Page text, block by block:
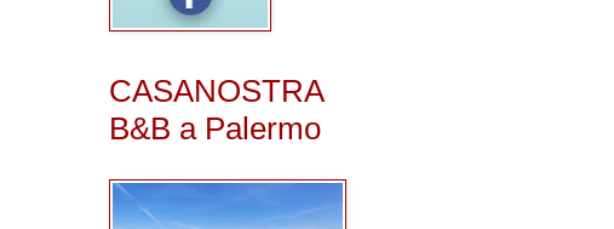
CASANOSTRA
B&B a Palermo